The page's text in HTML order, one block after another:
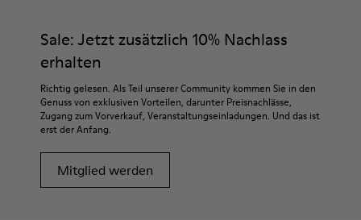
Sale: Jetzt zusätzlich 10% Nachlass
erhalten
Richtig gelesen. Als Teil unserer Community kommen Sie in den
Genuss von exklusiven Vorteilen, darunter Preisnachlässe,
Zugang zum Vorverkauf, Veranstaltungseinladungen. Und das ist
erst der Anfang.
Mitglied werden